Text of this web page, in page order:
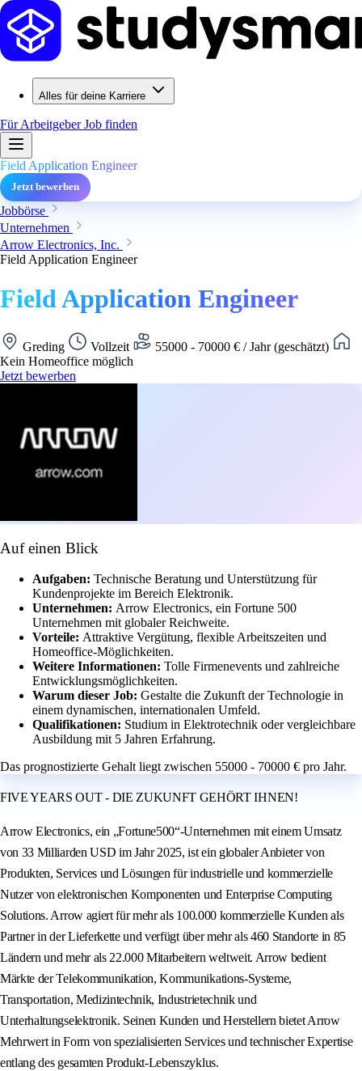
Alles für deine Karriere
Für ArbeitgeberJob finden
Field Application Engineer
Jetzt bewerben
Jobbörse
Unternehmen
Arrow Electronics, Inc.
Field Application Engineer
Field Application Engineer
Greding Vollzeit
55000 - 70000 € / Jahr (geschätzt)
Kein Homeoffice möglich
Jetzt bewerben
Auf einen Blick
Aufgaben: Technische Beratung und Unterstützung für
Kundenprojekte im Bereich Elektronik.
Unternehmen: Arrow Electronics, ein Fortune 500
Unternehmen mit globaler Reichweite.
Vorteile: Attraktive Vergütung, flexible Arbeitszeiten und
Homeoffice-Möglichkeiten.
Weitere Informationen: Tolle Firmenevents und zahlreiche
Entwicklungsmöglichkeiten.
Warum dieser Job: Gestalte die Zukunft der Technologie in
einem dynamischen, internationalen Umfeld.
Qualifikationen: Studium in Elektrotechnik oder vergleichbare
Ausbildung mit 5 Jahren Erfahrung.
Das prognostizierte Gehalt liegt zwischen 55000 - 70000 € pro Jahr.
FIVE YEARS OUT - DIE ZUKUNFT GEHÖRT IHNEN!
Arrow Electronics, ein „Fortune500“-Unternehmen mit einem Umsatz
von 33 Milliarden USD im Jahr 2025, ist ein globaler Anbieter von
Produkten, Services und Lösungen für industrielle und kommerzielle
Nutzer von elektronischen Komponenten und Enterprise Computing
Solutions. Arrow agiert für mehr als 100.000 kommerzielle Kunden als
Partner in der Lieferkette und verfügt über mehr als 460 Standorte in 85
Ländern und mehr als 22.000 Mitarbeitern weltweit. Arrow bedient
Märkte der Telekommunikation, Kommunikations-Systeme,
Transportation, Medizintechnik, Industrietechnik und
Unterhaltungselektronik. Seinen Kunden und Herstellern bietet Arrow
Mehrwert in Form von spezialisierten Services und technischer Expertise
entlang des gesamten Produkt-Lebenszyklus.